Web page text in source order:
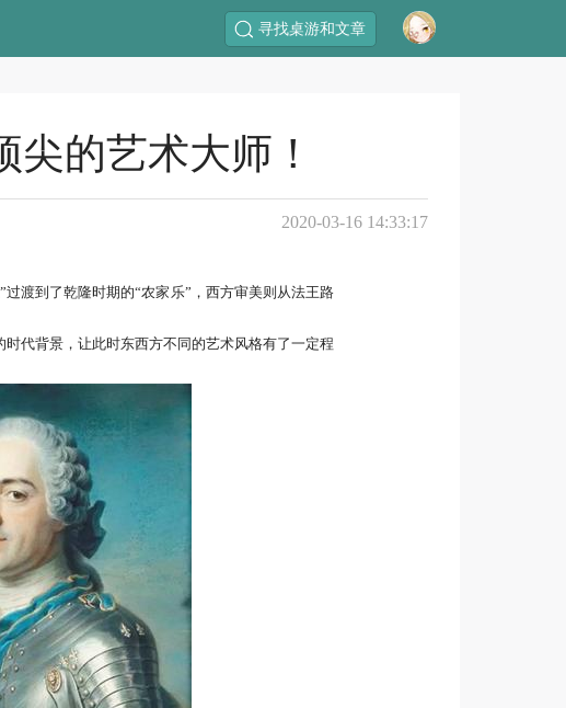
寻找桌游和文章
的艺术大师！
2020-03-16 14:33:17
渡到了乾隆时期的“农家乐”，西方审美则从法王路
代背景，让此时东西方不同的艺术风格有了一定程